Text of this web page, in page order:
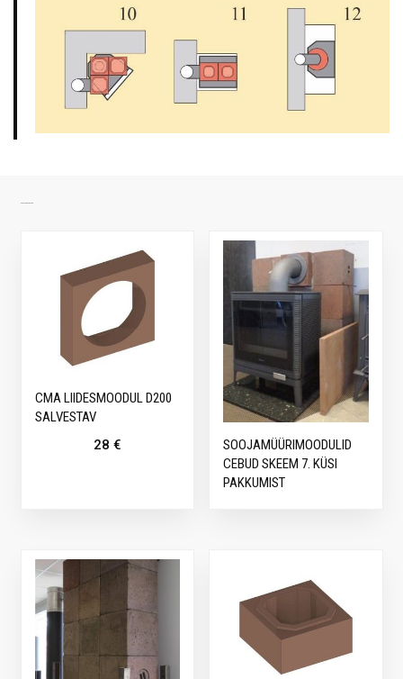
CMA LIIDESMOODUL D200
SALVESTAV
28 €
SOOJAMÜÜRIMOODULID
CEBUD SKEEM 7. KÜSI
PAKKUMIST